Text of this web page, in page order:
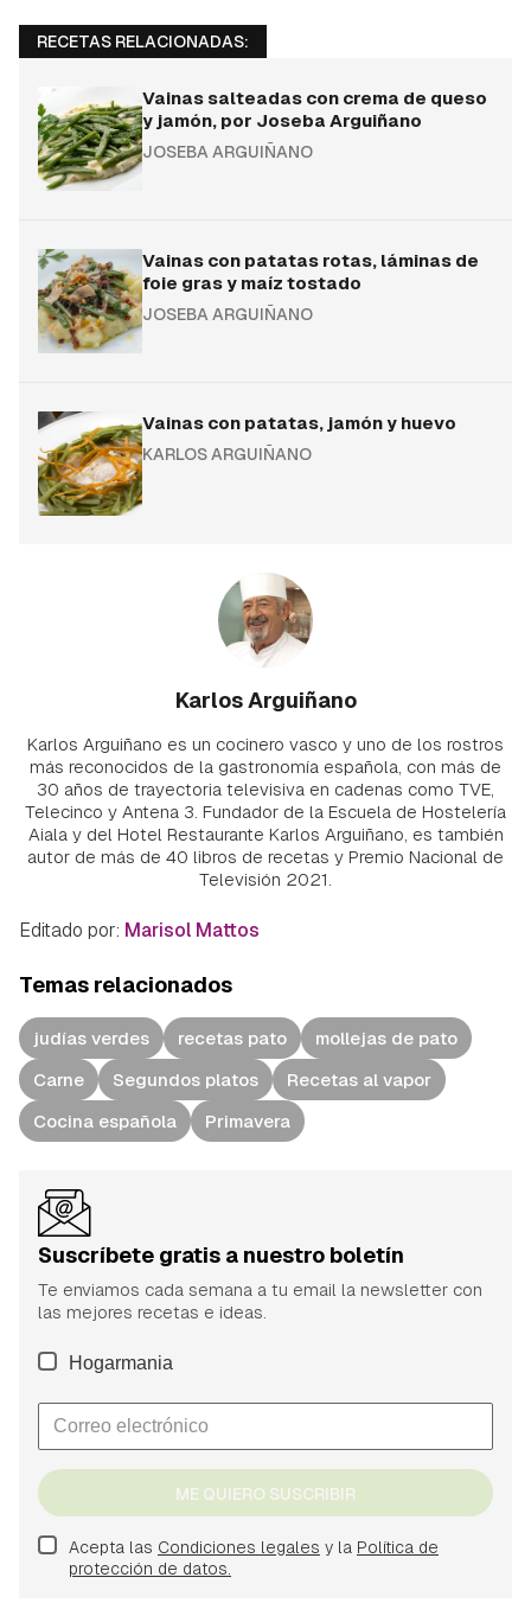
RECETAS RELACIONADAS:
Vainas salteadas con crema de queso
y jamón, por Joseba Arguiñano
JOSEBA ARGUIÑANO
Vainas con patatas rotas, láminas de
foie gras y maíz tostado
JOSEBA ARGUIÑANO
Vainas con patatas, jamón y huevo
KARLOS ARGUIÑANO
Karlos Arguiñano
Karlos Arguiñano es un cocinero vasco y uno de los rostros
más reconocidos de la gastronomía española, con más de
30 años de trayectoria televisiva en cadenas como TVE,
Telecinco y Antena 3. Fundador de la Escuela de Hostelería
Aiala y del Hotel Restaurante Karlos Arguiñano, es también
autor de más de 40 libros de recetas y Premio Nacional de
Televisión 2021.
Editado por: Marisol Mattos
Temas relacionados
judías verdes recetas pato
mollejas de pato
Carne
Segundos platos
Recetas al vapor
Cocina española
Primavera
Suscríbete gratis a nuestro boletín
Te enviamos cada semana a tu email la newsletter con
las mejores recetas e ideas.
Hogarmania
ME QUIERO SUSCRIBIR
Acepta las Condiciones legales y la Política de
protección de datos.